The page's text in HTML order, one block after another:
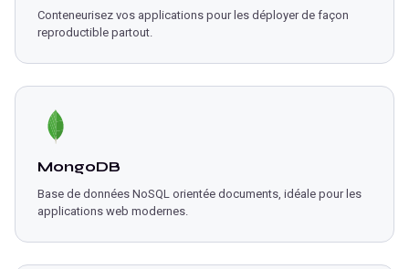
Conteneurisez vos applications pour les déployer de façon
reproductible partout.
MongoDB
Base de données NoSQL orientée documents, idéale pour les
applications web modernes.